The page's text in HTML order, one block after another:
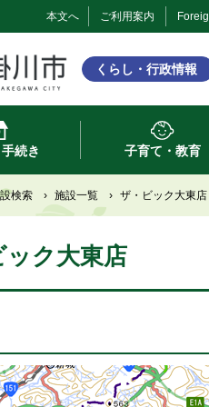
本文へ ご利用案内
くらし・行政情報
続き 子育て・教育
検索 › 施設一覧 › ザ・ビック大東店
ック大東店